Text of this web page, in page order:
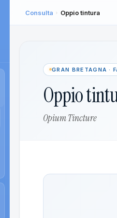
Consulta › Oppio tintura
GRAN BRETAGNA ·
Oppio
Opium Tincture